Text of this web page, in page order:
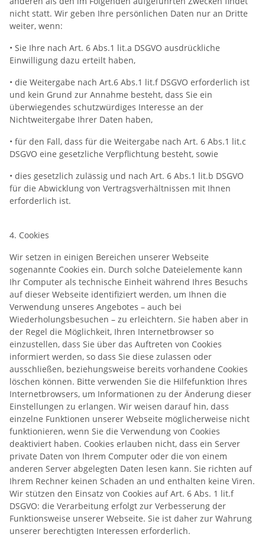
nicht statt. Wir geben Ihre persönlichen Daten nur an Dritte
weiter, wenn:
• Sie Ihre nach Art. 6 Abs.1 lit.a DSGVO ausdrückliche
Einwilligung dazu erteilt haben,
• die Weitergabe nach Art.6 Abs.1 lit.f DSGVO erforderlich ist
und kein Grund zur Annahme besteht, dass Sie ein
überwiegendes schutzwürdiges Interesse an der
Nichtweitergabe Ihrer Daten haben,
• für den Fall, dass für die Weitergabe nach Art. 6 Abs.1 lit.c
DSGVO eine gesetzliche Verpflichtung besteht, sowie
• dies gesetzlich zulässig und nach Art. 6 Abs.1 lit.b DSGVO
für die Abwicklung von Vertragsverhältnissen mit Ihnen
erforderlich ist.
4. Cookies
Wir setzen in einigen Bereichen unserer Webseite
sogenannte Cookies ein. Durch solche Dateielemente kann
Ihr Computer als technische Einheit während Ihres Besuchs
auf dieser Webseite identifiziert werden, um Ihnen die
Verwendung unseres Angebotes – auch bei
Wiederholungsbesuchen – zu erleichtern. Sie haben aber in
der Regel die Möglichkeit, Ihren Internetbrowser so
einzustellen, dass Sie über das Auftreten von Cookies
informiert werden, so dass Sie diese zulassen oder
ausschließen, beziehungsweise bereits vorhandene Cookies
löschen können. Bitte verwenden Sie die Hilfefunktion Ihres
Internetbrowsers, um Informationen zu der Änderung dieser
Einstellungen zu erlangen. Wir weisen darauf hin, dass
einzelne Funktionen unserer Webseite möglicherweise nicht
funktionieren, wenn Sie die Verwendung von Cookies
deaktiviert haben. Cookies erlauben nicht, dass ein Server
private Daten von Ihrem Computer oder die von einem
anderen Server abgelegten Daten lesen kann. Sie richten auf
Ihrem Rechner keinen Schaden an und enthalten keine Viren.
Wir stützen den Einsatz von Cookies auf Art. 6 Abs. 1 lit.f
DSGVO: die Verarbeitung erfolgt zur Verbesserung der
Funktionsweise unserer Webseite. Sie ist daher zur Wahrung
unserer berechtigten Interessen erforderlich.